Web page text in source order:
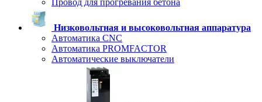
Провод для прогревания бетона
Низковольтная и высоковольтная аппаратура
Автоматика CNC
Автоматика PROMFACTOR
Автоматические выключатели